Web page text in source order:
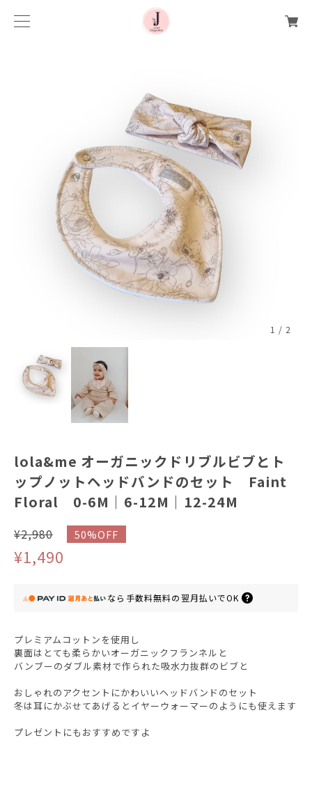
1 / 2
lola&me オーガニックドリブルビブとト
ップノットヘッドバンドのセット Faint
Floral 0-6M｜6-12M｜12-24M
¥2,980 50%OFF
¥1,490
なら 手数料無料の翌月払いでOK
プレミアムコットンを使用し
裏面はとても柔らかいオーガニックフランネルと
バンブーのダブル素材で作られた吸水力抜群のビブと
おしゃれのアクセントにかわいいヘッドバンドのセット
冬は耳にかぶせてあげるとイヤーウォーマーのようにも使えます
プレゼントにもおすすめですよ